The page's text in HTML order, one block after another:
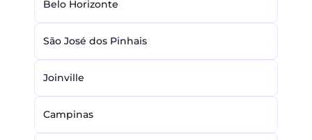
Belo Horizonte
São José dos Pinhais
Joinville
Campinas